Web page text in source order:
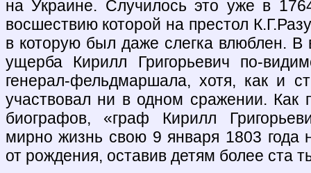
на Украине. Случилось это уже в
восшествию которой на престол
в которую был даже слегка влюблен.
ущерба Кирилл Григорьевич по-
генерал-фельдмаршала, хотя, как и
участвовал ни в одном сражении. Как
биографов, «граф Кирилл
мирно жизнь свою 9 января 1803 года
от рождения, оставив детям более ста